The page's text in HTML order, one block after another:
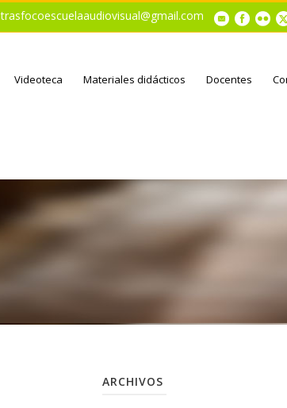
trasfocoescuelaaudiovisual@gmail.com
Videoteca Materiales didácticos Docentes
ARCHIVOS